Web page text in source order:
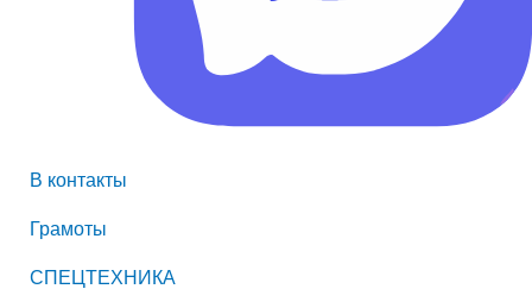
В контакты
Грамоты
СПЕЦТЕХНИКА